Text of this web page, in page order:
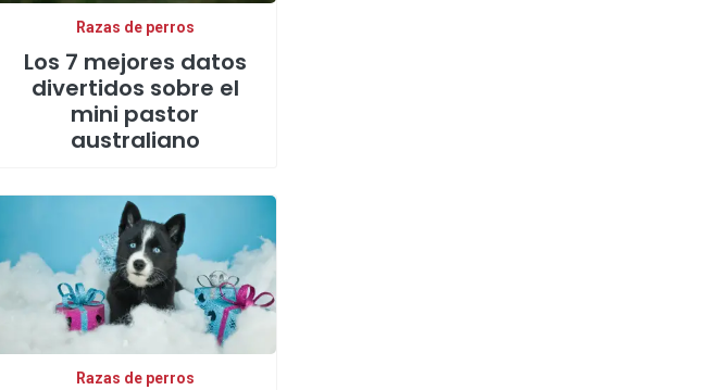
Razas de perros
Los 7 mejores datos
divertidos sobre el
mini pastor
australiano
Razas de perros